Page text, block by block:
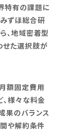
特有の課題に
ずほ総合研
、地域密着型
せた選択肢が
額固定費用
、様々な料金
果のバランス
間や解約条件